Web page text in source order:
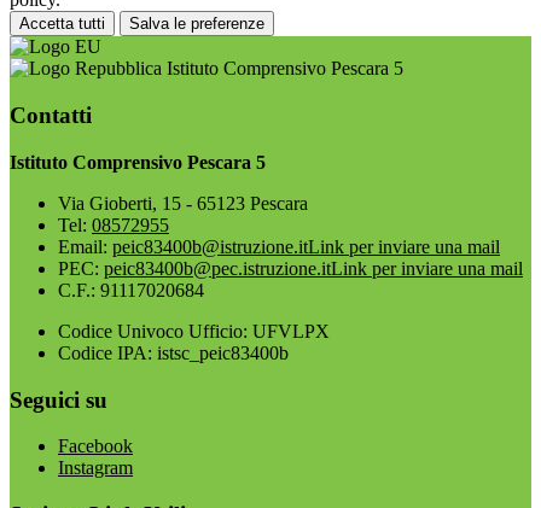
Accetta tutti Salva le preferenze
Istituto Comprensivo Pescara 5
Contatti
Istituto Comprensivo Pescara 5
Via Gioberti, 15 - 65123 Pescara
Tel: 08572955
Email: peic83400b@istruzione.itLink per inviare una mail
PEC: peic83400b@pec.istruzione.itLink per inviare una mail
C.F.: 91117020684
Codice Univoco Ufficio: UFVLPX
Codice IPA: istsc_peic83400b
Seguici su
Facebook
Instagram